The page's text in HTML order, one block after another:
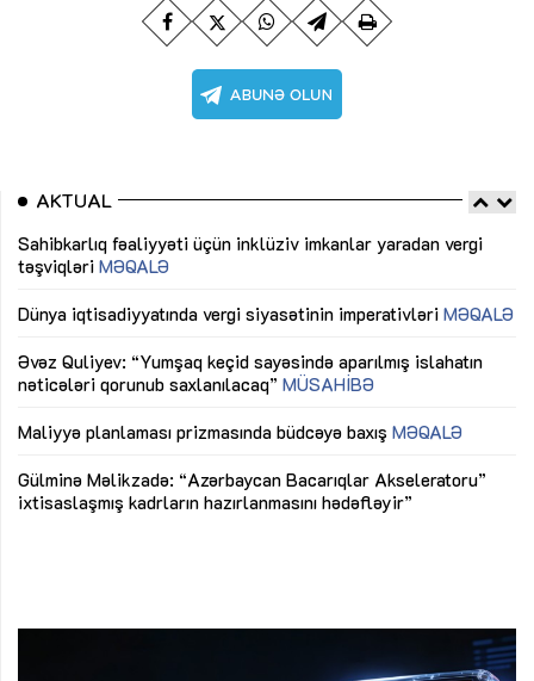
AKTUAL
Sahibkarlıq fəaliyyəti üçün inklüziv imkanlar yaradan vergi
təşviqləri MƏQALƏ
Dünya iqtisadiyyatında vergi siyasətinin imperativləri MƏQALƏ
Əvəz Quliyev: “Yumşaq keçid sayəsində aparılmış islahatın
nəticələri qorunub saxlanılacaq” MÜSAHİBƏ
Maliyyə planlaması prizmasında büdcəyə baxış MƏQALƏ
Gülminə Məlikzadə: “Azərbaycan Bacarıqlar Akseleratoru”
ixtisaslaşmış kadrların hazırlanmasını hədəfləyir”